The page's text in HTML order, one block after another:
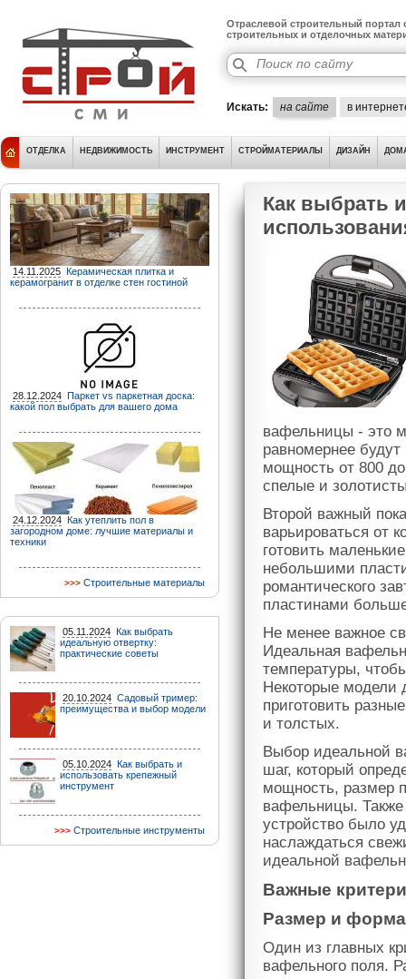
Отраслевой строительный портал
строительных и отделочных
Искать: на сайте в
ОТДЕЛКА НЕДВИЖИМОСТЬ ИНСТРУМЕНТ СТРОЙМАТЕРИАЛЫ ДИЗАЙН
14.11.2025 Керамическая плитка и
керамогранит в отделке стен гостиной
28.12.2024 Паркет vs паркетная доска:
какой пол выбрать для вашего дома
24.12.2024 Как утеплить пол в
загородном доме: лучшие материалы и
техники
Строительные материалы
05.11.2024 Как выбрать
идеальную отвертку:
практические советы
20.10.2024 Садовый тример:
преимущества и выбор модели
05.10.2024 Как выбрать и
использовать крепежный
инструмент
Строительные инструменты
Как выбрать
вафельницы - это
равномернее
мощность от 800
спелые и
Второй важный
варьироваться от
готовить
небольшими
романтического
пластинами
Не менее важное
Идеальная
температуры,
Некоторые модели
приготовить
и толстых.
Выбор идеальной
шаг, который
мощность, размер
вафельницы. Также
устройство было
наслаждаться
идеальной
Важные
Размер и
Один из главных
вафельного поля.